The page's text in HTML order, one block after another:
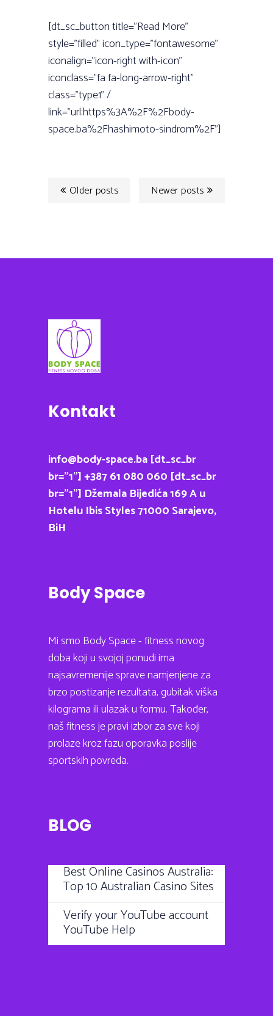
[dt_sc_button title="Read More"
style="filled" icon_type="fontawesome"
iconalign="icon-right with-icon"
iconclass="fa fa-long-arrow-right"
class="type1" /
link="url:https%3A%2F%2Fbody-
space.ba%2Fhashimoto-sindrom%2F"]
Older posts Newer posts
Kontakt
info@body-space.ba [dt_sc_br
br=”1”] +387 61 080 060 [dt_sc_br
br=”1”] Džemala Bijedića 169 A u
Hotelu Ibis Styles 71000 Sarajevo,
BiH
Body Space
Mi smo Body Space - fitness novog
doba koji u svojoj ponudi ima
najsavremenije sprave namjenjene za
brzo postizanje rezultata, gubitak viška
kilograma ili ulazak u formu. Također,
naš fitness je pravi izbor za sve koji
prolaze kroz fazu oporavka poslije
sportskih povreda.
BLOG
Best Online Casinos Australia:
Top 10 Australian Casino Sites
Verify your YouTube account
YouTube Help